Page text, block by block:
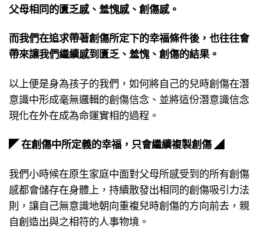
父母相同的匱乏感、羞愧感、創傷感。
而我們在追求帶著創傷所定下的幸福條件後，也往往會
帶來讓我們繼續感到匱乏、羞愧、創傷的結果。
以上便是身為孩子的我們，如何將自己的兒時創傷在潛
意識中形成毫無邏輯的創傷信念、並將這份潛意識信念
現化在外在成為命運實相的過程。
◤ 在創傷中所定義的幸福，只會繼續複製創傷 ◢
我們小時候在原生家庭中面對父母所感受到的所有創傷
感都會儲存在身體上，持續散發出相同的創傷吸引力法
則，讓自己無意識地朝向重複兒時創傷的方向前去，親
自創造出與之相符的人事物境。